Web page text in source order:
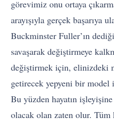
görevimiz onu ortaya
arayışıyla gerçek başarıya
Buckminster Fuller’ın
savaşarak değiştirmeye
değiştirmek için, elinizdeki
getirecek yepyeni bir model
Bu yüzden hayatın
olacak olan zaten olur.